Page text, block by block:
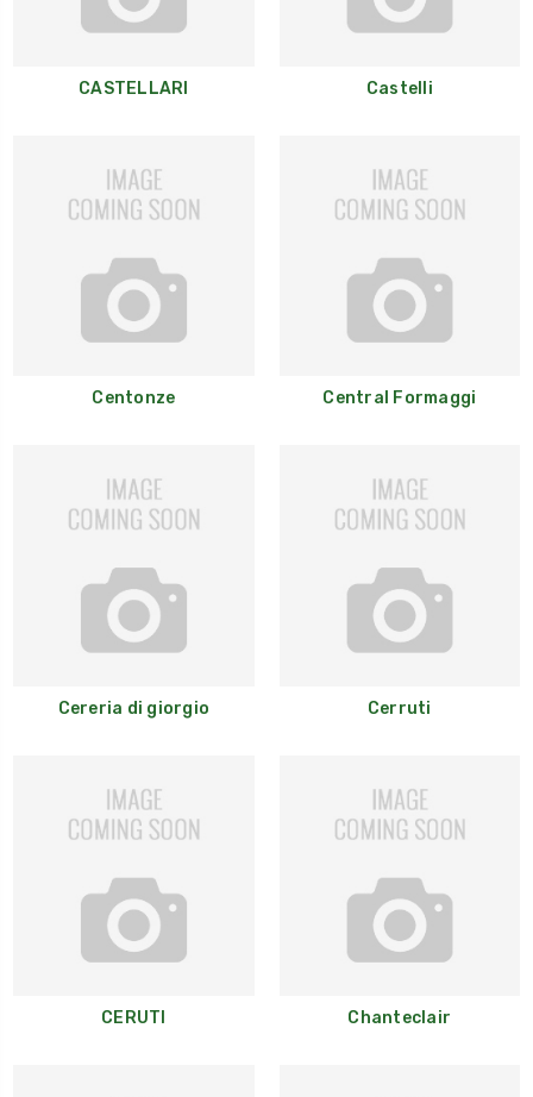
CASTELLARI Castelli
Centonze Central Formaggi
Cereria di giorgio Cerruti
CERUTI Chanteclair